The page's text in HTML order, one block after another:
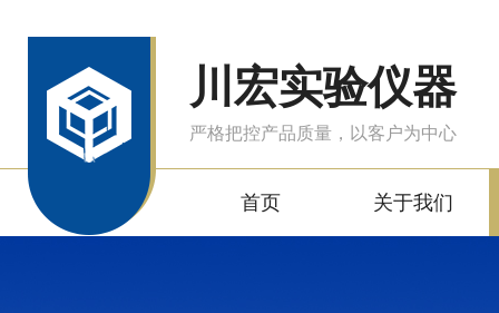
川宏实验仪器
严格把控产品质量，以客户为中心
首页 关于我们